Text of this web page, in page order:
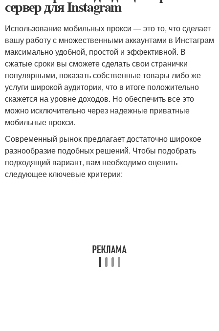
сервер для Instagram
Использование мобильных прокси — это то, что сделает
вашу работу с множественными аккаунтами в Инстаграм
максимально удобной, простой и эффективной. В
сжатые сроки вы сможете сделать свои странички
популярными, показать собственные товары либо же
услуги широкой аудитории, что в итоге положительно
скажется на уровне доходов. Но обеспечить все это
можно исключительно через надежные приватные
мобильные прокси.
Современный рынок предлагает достаточно широкое
разнообразие подобных решений. Чтобы подобрать
подходящий вариант, вам необходимо оценить
следующее ключевые критерии: